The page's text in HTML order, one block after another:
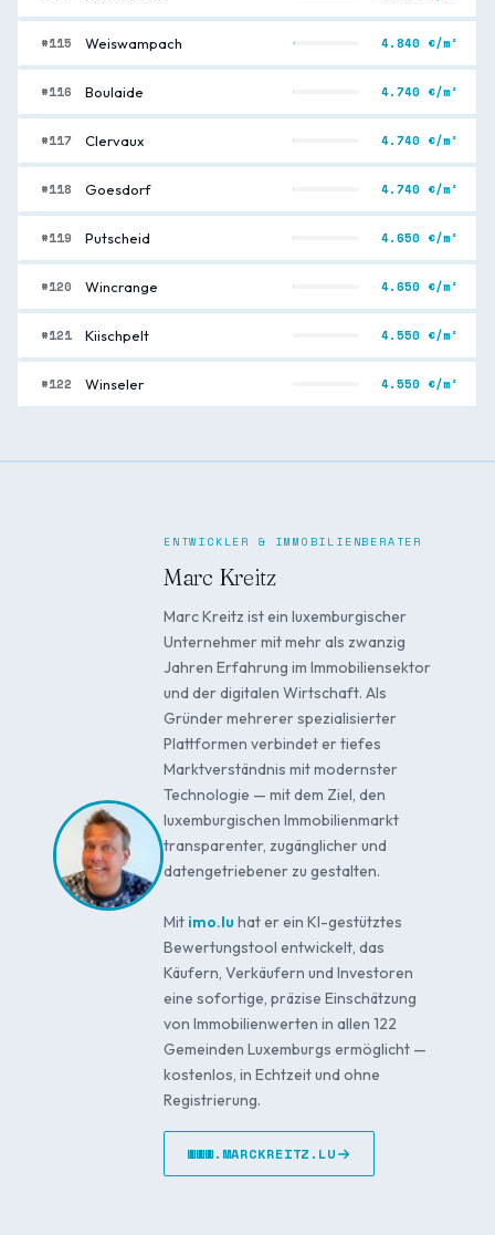
#115 Weiswampach 4.840 €/m²
#116 Boulaide 4.740 €/m²
#117 Clervaux 4.740 €/m²
#118 Goesdorf 4.740 €/m²
#119 Putscheid 4.650 €/m²
#120 Wincrange 4.650 €/m²
#121 Kiischpelt 4.550 €/m²
#122 Winseler 4.550 €/m²
ENTWICKLER & IMMOBILIENBERATER
Marc Kreitz
Marc Kreitz ist ein luxemburgischer
Unternehmer mit mehr als zwanzig
Jahren Erfahrung im Immobiliensektor
und der digitalen Wirtschaft. Als
Gründer mehrerer spezialisierter
Plattformen verbindet er tiefes
Marktverständnis mit modernster
Technologie — mit dem Ziel, den
luxemburgischen Immobilienmarkt
transparenter, zugänglicher und
datengetriebener zu gestalten.
Mit imo.lu hat er ein KI-gestütztes
Bewertungstool entwickelt, das
Käufern, Verkäufern und Investoren
eine sofortige, präzise Einschätzung
von Immobilienwerten in allen 122
Gemeinden Luxemburgs ermöglicht —
kostenlos, in Echtzeit und ohne
Registrierung.
WWW.MARCKREITZ.LU